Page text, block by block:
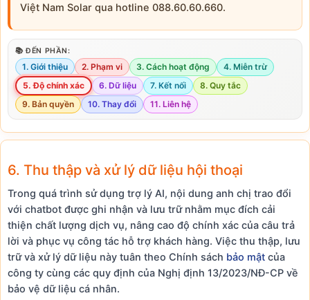
Việt Nam Solar qua hotline 088.60.60.660.
📚 ĐẾN PHẦN:
1. Giới thiệu 2. Phạm vi 3. Cách hoạt động
4. Miễn trừ
5. Độ chính xác
6. Dữ liệu 7. Kết nối
8. Quy tắc
9. Bản quyền
10. Thay đổi 11. Liên hệ
6. Thu thập và xử lý dữ liệu hội thoại
Trong quá trình sử dụng trợ lý AI, nội dung anh chị trao đổi
với chatbot được ghi nhận và lưu trữ nhằm mục đích cải
thiện chất lượng dịch vụ, nâng cao độ chính xác của câu trả
lời và phục vụ công tác hỗ trợ khách hàng. Việc thu thập, lưu
trữ và xử lý dữ liệu này tuân theo Chính sách bảo mật của
công ty cùng các quy định của Nghị định 13/2023/NĐ-CP về
bảo vệ dữ liệu cá nhân.